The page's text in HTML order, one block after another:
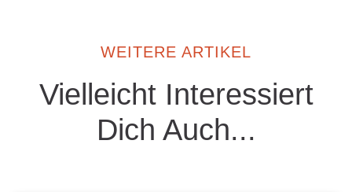
WEITERE ARTIKEL
Vielleicht Interessiert
Dich Auch...